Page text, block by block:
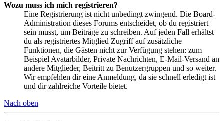
Wozu muss ich mich registrieren?
Eine Registrierung ist nicht unbedingt zwingend. Die Board-
Administration dieses Forums entscheidet, ob du registriert
sein musst, um Beiträge zu schreiben. Auf jeden Fall erhältst
du als registriertes Mitglied Zugriff auf zusätzliche
Funktionen, die Gästen nicht zur Verfügung stehen: zum
Beispiel Avatarbilder, Private Nachrichten, E-Mail-Versand an
andere Mitglieder, Beitritt zu Benutzergruppen und so weiter.
Wir empfehlen dir eine Anmeldung, da sie schnell erledigt ist
und dir zahlreiche Vorteile bietet.
Nach oben